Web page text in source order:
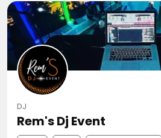
DJ
Rem's Dj Event